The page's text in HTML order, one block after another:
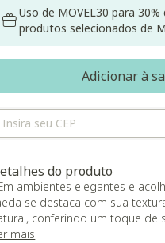
Uso de MOVEL30 para
produtos selecionados de
Adicionar à
do produto
ambientes elegantes e
se destaca com sua
conferindo um toque de
mais